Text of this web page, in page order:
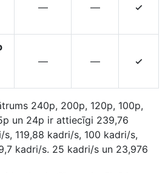
— — 4
— — 4
240p, 200p, 120p, 100p,
un 24p ir attiecīgi 239,76
119,88 kadri/s, 100 kadri/s,
kadri/s. 25 kadri/s un 23,976